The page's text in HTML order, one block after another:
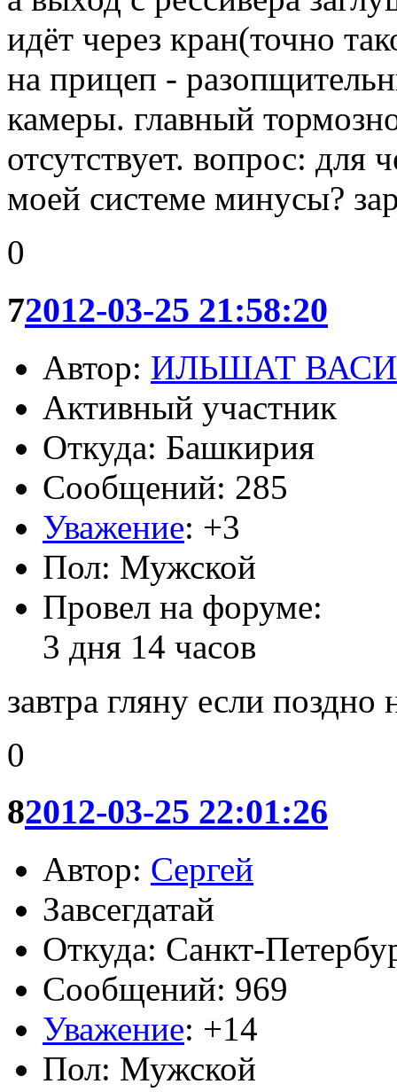
идёт через кран(точно
на прицеп -
камеры. главный
отсутствует. вопрос: для
моей системе минусы?
0
72012-03-25 21:58:20
Автор: ИЛЬШАТ
Активный участник
Откуда: Башкирия
Сообщений: 285
Уважение: +3
Пол: Мужской
Провел на форуме:
3 дня 14 часов
завтра гляну если поздно
0
82012-03-25 22:01:26
Автор: Сергей
Завсегдатай
Откуда: Санкт-
Сообщений: 969
Уважение: +14
Пол: Мужской